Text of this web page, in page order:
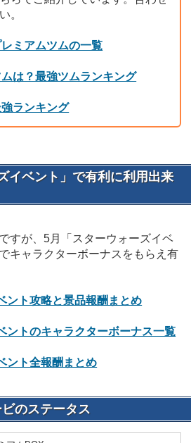
。
レミアムツムの一覧
は？最強ツムランキング
ランキング
イベント」で有利に利用出来
すが、5月「スターウォーズイベ
キャラクターボーナスをもらえ有
ント攻略と景品報酬まとめ
ントのキャラクターボーナス一覧
ント全報酬まとめ
のステータス